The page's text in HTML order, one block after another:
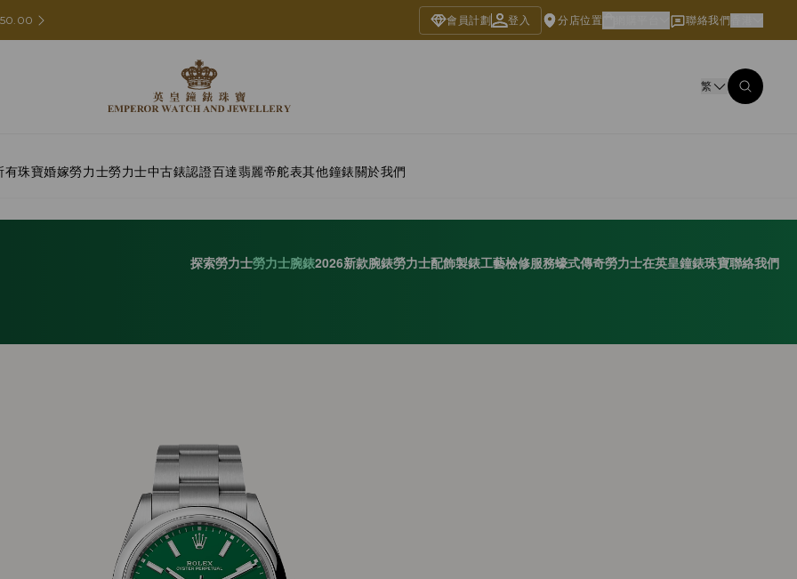
會員計劃 登入 分店位置 聯絡我們
繁
有珠寶婚嫁勞力士勞力士中古錶認證百達翡麗帝舵表其他鐘錶關於我們
探索勞力士勞力士腕錶2026新款腕錶勞力士配飾製錶工藝檢修服務蠔式傳奇勞力士在英皇鐘錶珠寶聯絡我們